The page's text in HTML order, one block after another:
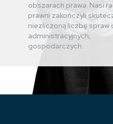
obszarach prawa. Nasi
prawni zakończyli
niezliczoną liczbę spraw
administracyjnych,
gospodarczych.